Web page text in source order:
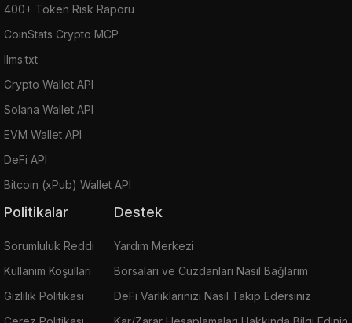
400+ Token Risk Raporu
CoinStats Crypto MCP
llms.txt
Crypto Wallet API
Solana Wallet API
EVM Wallet API
DeFi API
Bitcoin (xPub) Wallet API
Politikalar
Sorumluluk Reddi
Kullanım Koşulları
Gizlilik Politikası
Destek
Yardım Merkezi
Borsaları ve Cüzdanları Nasıl Bağlarım
DeFi Varlıklarınızı Nasıl Takip Edersiniz